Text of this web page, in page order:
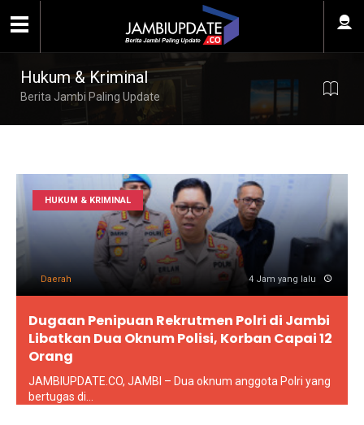
Hukum & Kriminal
Berita Jambi Paling Update
HUKUM & KRIMINAL
Daerah 4 Jam yang lalu
Dugaan Penipuan Rekrutmen Polri di Jambi
Libatkan Dua Oknum Polisi, Korban Capai 12
Orang
JAMBIUPDATE.CO, JAMBI – Dua oknum anggota Polri yang
bertugas di...